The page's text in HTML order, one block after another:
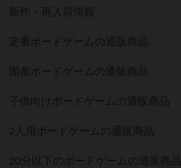
新作・再入荷情報
定番ボードゲームの通販商品
国産ボードゲームの通販商品
子供向けボードゲームの通販商品
2人用ボードゲームの通販商品
20分以下のボードゲームの通販商品